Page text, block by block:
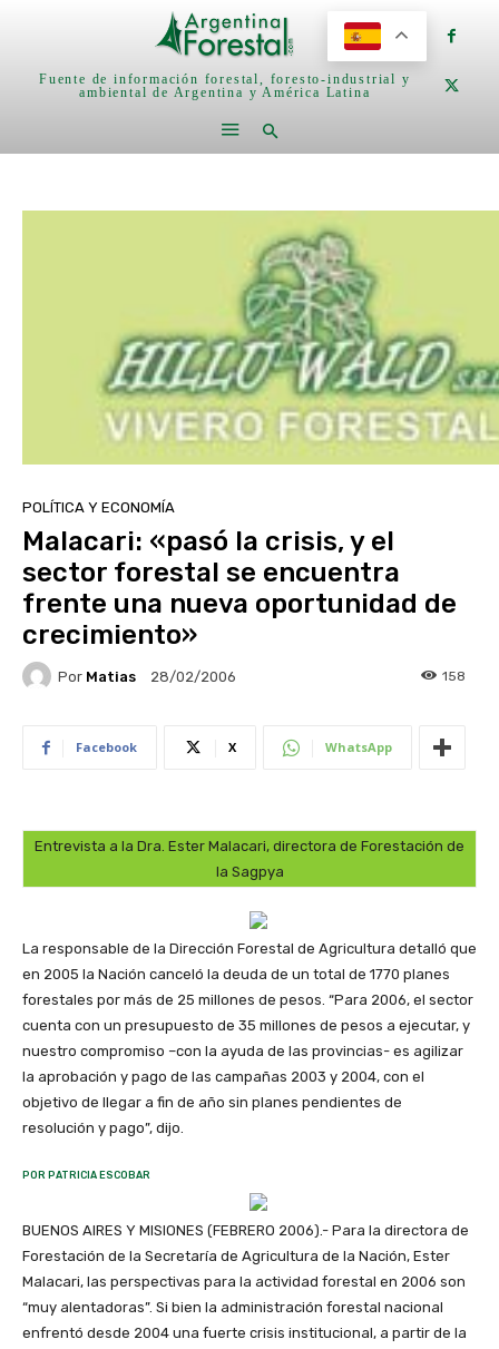
Fuente de información forestal, foresto-industrial y
ambiental de Argentina y América Latina
POLÍTICA Y ECONOMÍA
Malacari: «pasó la crisis, y el
sector forestal se encuentra
frente una nueva oportunidad de
crecimiento»
Por Matias 28/02/2006 158
Facebook X WhatsApp
Entrevista a la Dra. Ester Malacari, directora de Forestación de
la Sagpya
La responsable de la Dirección Forestal de Agricultura detalló que
en 2005 la Nación canceló la deuda de un total de 1770 planes
forestales por más de 25 millones de pesos. “Para 2006, el sector
cuenta con un presupuesto de 35 millones de pesos a ejecutar, y
nuestro compromiso –con la ayuda de las provincias- es agilizar
la aprobación y pago de las campañas 2003 y 2004, con el
objetivo de llegar a fin de año sin planes pendientes de
resolución y pago”, dijo.
POR PATRICIA ESCOBAR
BUENOS AIRES Y MISIONES (FEBRERO 2006).- Para la directora de
Forestación de la Secretaría de Agricultura de la Nación, Ester
Malacari, las perspectivas para la actividad forestal en 2006 son
“muy alentadoras”. Si bien la administración forestal nacional
enfrentó desde 2004 una fuerte crisis institucional, a partir de la